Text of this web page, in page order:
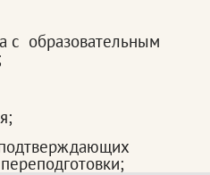
с образовательным